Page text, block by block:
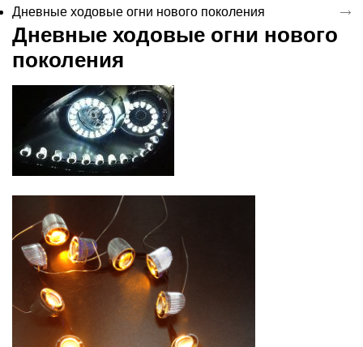
Дневные ходовые огни нового поколения
Дневные ходовые огни нового
поколения